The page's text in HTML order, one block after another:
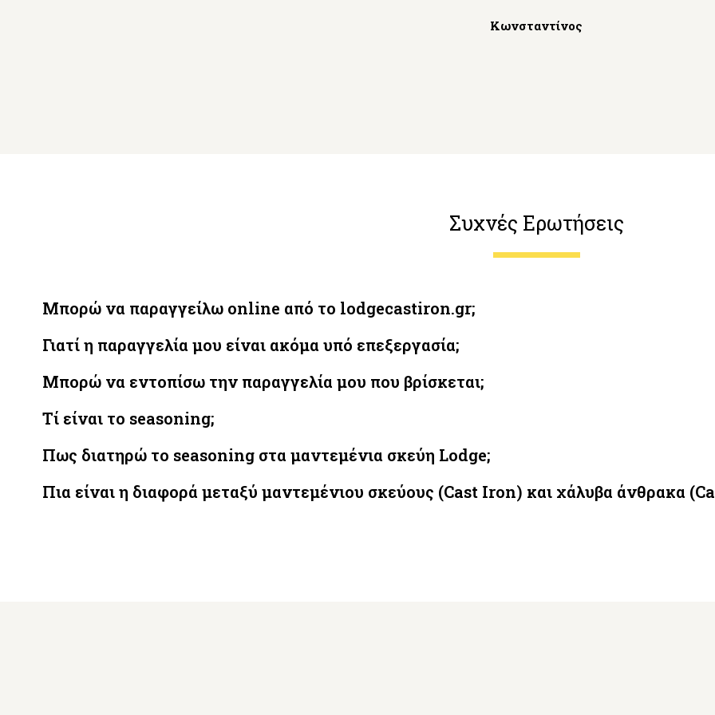
Κωνσταντίνος
Συχνές Ερωτήσεις
Μπορώ να παραγγείλω online από το lodgecastiron.gr;
Γιατί η παραγγελία μου είναι ακόμα υπό επεξεργασία;
Μπορώ να εντοπίσω την παραγγελία μου που βρίσκεται;
Τί είναι το seasoning;
Πως διατηρώ το seasoning στα μαντεμένια σκεύη Lodge;
Πια είναι η διαφορά μεταξύ μαντεμένιου σκεύους (Cast Iron) και χάλυβα άνθρακα